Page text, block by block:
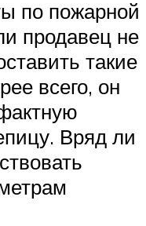
по пожарной
продавец не
такие
всего, он
Вряд ли